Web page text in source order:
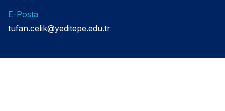
E-Posta
tufan.celik@yeditepe.edu.tr